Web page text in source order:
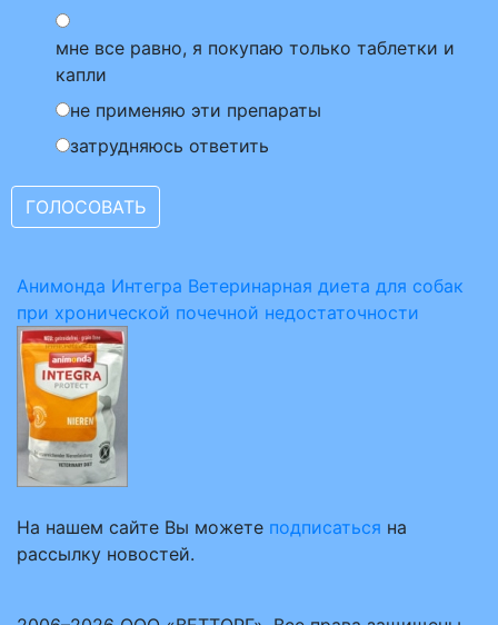
мне все равно, я покупаю только таблетки и
капли
не применяю эти препараты
затрудняюсь ответить
Анимонда Интегра Ветеринарная диета для собак
при хронической почечной недостаточности
На нашем сайте Вы можете подписаться на
рассылку новостей.